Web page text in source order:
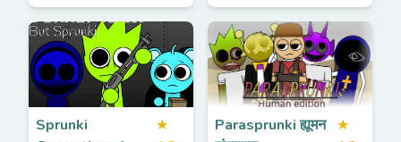
Sprunki
★
Parasprunki ह्यूमन ★